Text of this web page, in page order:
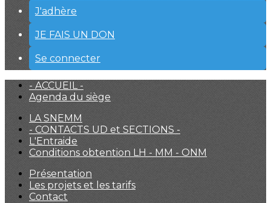
J'adhère
JE FAIS UN DON
Se connecter
- ACCUEIL -
Agenda du siège
LA SNEMM
- CONTACTS UD et SECTIONS -
L'Entraide
Conditions obtention LH - MM - ONM
Présentation
Les projets et les tarifs
Contact